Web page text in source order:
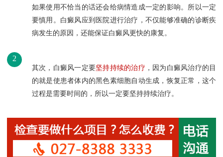
如果使用不恰当的话还会给病情造成一定的影响。所以一定
要慎用。白癜风应到医院进行治疗，不仅能够准确的诊断疾
病发生的原因，还能保证白癜风更快的康复。
2
其次，白癜风一定要坚持持续的治疗 ，因为白癜风治疗的目
的就是使患者体内的黑色素细胞自动生成，恢复正常，这个
过程是需要时间的，所以一定要坚持持续治疗。